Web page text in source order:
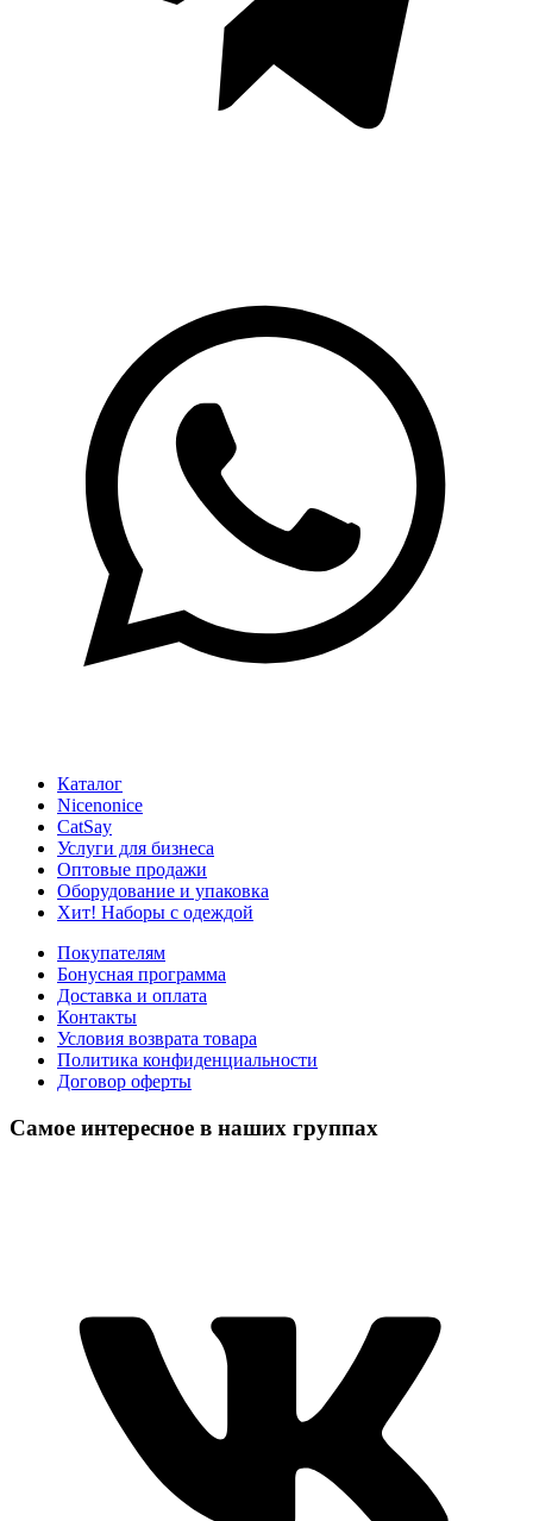
Каталог
Nicenonice
CatSay
Услуги для бизнеса
Оптовые продажи
Оборудование и упаковка
Хит! Наборы с одеждой
Покупателям
Бонусная программа
Доставка и оплата
Контакты
Условия возврата товара
Политика конфиденциальности
Договор оферты
Самое интересное в наших группах